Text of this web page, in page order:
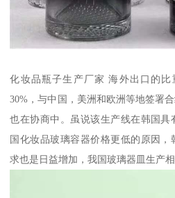
化妆品瓶子生产厂家 海外出口的比
30%，与中国，美洲和欧洲等地签署
也在协商中。虽说该生产线在韩国具
国化妆品玻璃容器价格更低的原因
求也是日益增加，我国玻璃器皿生产